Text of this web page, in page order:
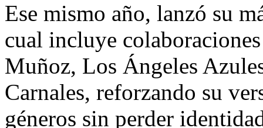
Ese mismo año, lanzó su
cual incluye
Muñoz, Los Ángeles
Carnales, reforzando su
géneros sin perder